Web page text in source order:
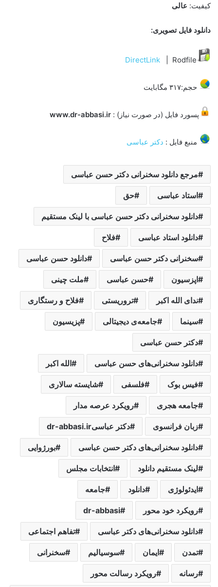
کیفیت: عالی
دانلود فایل تصویری:
DirectLink | Rodfile
حجم:۳۱۷ مگابایت
پسورد فایل (در صورت نیاز) :
منبع فایل : دکتر عباسی
مرجع دانلود سخنرانی دکتر حسن عباسی
استاد عباسی حق
دانلود سخنرانی دکتر حسن عباسی با لینک مستقیم
دانلود استاد عباسی فلاح
سخنرانی دکتر حسن عباسی دانلود حسن عباسی
اپزسیون حسن عباسی ملت چینی
ندای الله اکبر تروریستی فلاح و رستگاری
سینما جامعه‌ی دیجیتالی پزیسیون
دکتر حسن عباسی
دانلود سخنرانی‌های حسن عباسی الله اکبر
فیس بوک فلسفی شایسته سالاری
جامعه هجری رویکرد عرصه مدار
زبان فرانسوی دکتر عباسیdr-abbasi.ir
دانلود سخنرانی‌های دکتر حسن عباسی بورژوایی
لینک مستقیم دانلود انتخابات مجلس
ایدئولوژی دانلود جامعه
رویکرد خود محور dr-abbasi
دانلود سخنرانی‌های دکتر عباسی تفاهم اجتماعی
تمدن ایمان سوسیالیم سخنرانی
رسانه رویکرد رسالت محور